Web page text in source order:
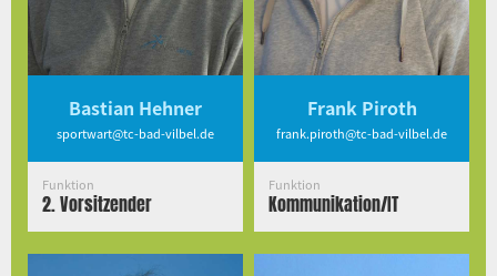
Bastian Hehner
sportwart@tc-bad-vilbel.de
Funktion
2. Vorsitzender
Frank Piroth
frank.piroth@tc-bad-vilbel.de
Funktion
Kommunikation/IT